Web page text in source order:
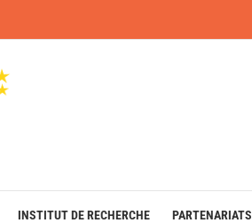
INSTITUT DE RECHERCHE PARTENARIATS